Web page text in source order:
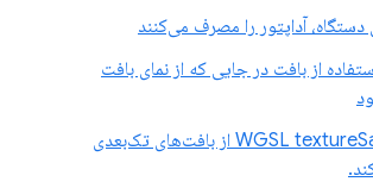
آداپتور را مصرف می‌کنند
از بافت در جایی که از نمای بافت
WGSL textureSampleLevel از بافت‌های تک‌بعدی